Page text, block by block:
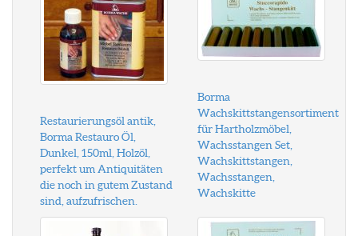
Restaurierungsöl antik,
Borma Restauro Öl,
Dunkel, 150ml, Holzöl,
perfekt um Antiquitäten
die noch in gutem Zustand
sind, aufzufrischen.
Borma
Wachskittstangensortiment
für Hartholzmöbel,
Wachsstangen Set,
Wachskittstangen,
Wachsstangen,
Wachskitte